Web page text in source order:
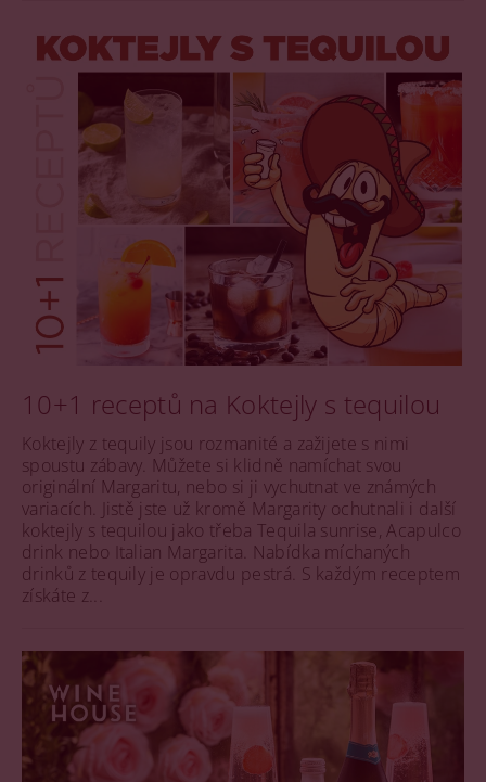
10+1 receptů na Koktejly s tequilou
Koktejly z tequily jsou rozmanité a zažijete s nimi
spoustu zábavy. Můžete si klidně namíchat svou
originální Margaritu, nebo si ji vychutnat ve známých
variacích. Jistě jste už kromě Margarity ochutnali i další
koktejly s tequilou jako třeba Tequila sunrise, Acapulco
drink nebo Italian Margarita. Nabídka míchaných
drinků z tequily je opravdu pestrá. S každým receptem
získáte z...